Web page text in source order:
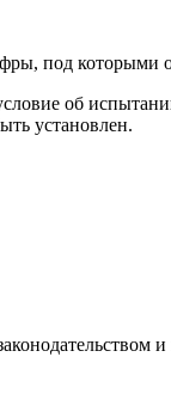
под которыми
об
установлен.